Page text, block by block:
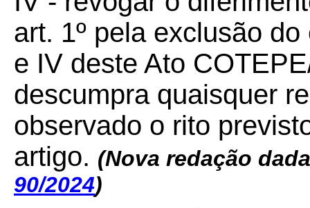
art. 1º pela exclusão
e IV deste Ato
descumpra quaisquer
observado o rito
artigo. (Nova redação
90/2024)